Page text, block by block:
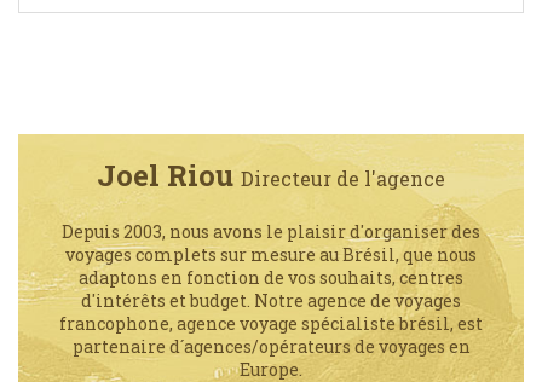
Joel Riou Directeur de l'agence
Depuis 2003, nous avons le plaisir d'organiser des
voyages complets sur mesure au Brésil, que nous
adaptons en fonction de vos souhaits, centres
d'intérêts et budget. Notre agence de voyages
francophone, agence voyage spécialiste brésil, est
partenaire d´agences/opérateurs de voyages en
Europe.